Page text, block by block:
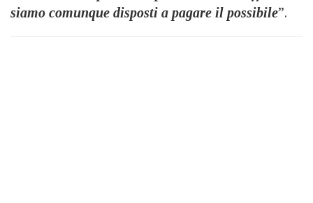
siamo comunque disposti a pagare il possibile”.